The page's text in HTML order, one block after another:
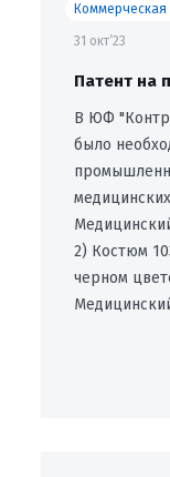
Коммерческая
31 окт’23
Патент на
В ЮФ
было
2) Костюм
черном